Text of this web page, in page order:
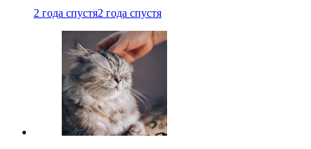
2 года спустя2 года спустя